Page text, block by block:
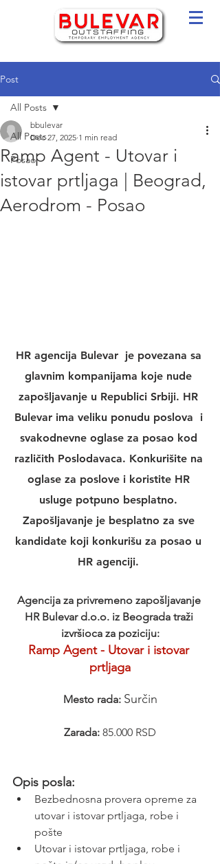
Post
All Posts
Posao
All Posts
Ramp Agent - Utovar i
istovar prtljaga | Beograd,
Aerodrom - Posao
bbulevar
Dec 27, 2025 1 min read
HR agencija Bulevar je povezana sa
glavnim kompanijama koje nude
zapošljavanje u Republici Srbiji. HR
Bulevar ima veliku ponudu poslova i
svakodnevne oglase za posao kod
različith Poslodavaca. Konkurišite na
oglase za poslove i koristite HR
usluge potpuno besplatno.
Zapošljavanje je besplatno za sve
kandidate koji konkurišu za posao u
HR agenciji.
Agencija za privremeno zapošljavanje
HR Bulevar d.o.o. iz Beograda traži
izvršioca za poziciju:
Ramp Agent - Utovar i istovar
prtljaga
Mesto rada: Surčin
Zarada: 85.000 RSD
Opis posla:
Bezbednosna provera opreme za
utovar i istovar prtljaga, robe i
pošte
Utovar i istovar prtljaga, robe i